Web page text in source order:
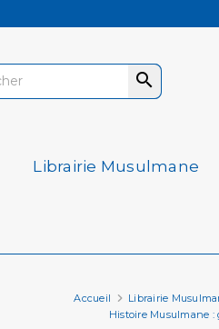

Librairie Musulmane
Accueil Librairie
Histoire Musulmane :